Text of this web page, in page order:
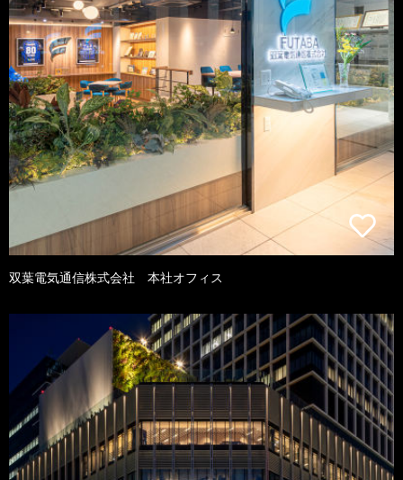
双葉電気通信株式会社 本社オフィス